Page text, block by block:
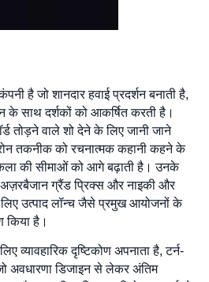
है जो शानदार हवाई प्रदर्शन बनाती है,
के साथ दर्शकों को आकर्षित करती है।
तोड़ने वाले शो देने के लिए जानी जाने
तकनीक को रचनात्मक कहानी कहने के
की सीमाओं को आगे बढ़ाती है। उनके
अज़रबैजान ग्रैंड प्रिक्स और नाइकी और
उत्पाद लॉन्च जैसे प्रमुख आयोजनों के
किया है।
व्यावहारिक दृष्टिकोण अपनाता है, टर्न-
अवधारणा डिजाइन से लेकर अंतिम